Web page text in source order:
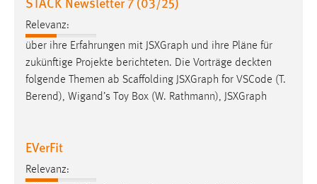
Relevanz:
über ihre Erfahrungen mit JSXGraph und ihre Pläne für
zukünftige Projekte berichteten. Die Vorträge deckten
folgende Themen ab Scaffolding JSXGraph for VSCode (T.
Berend), Wigand’s Toy Box (W. Rathmann), JSXGraph
EVerFit
Relevanz:
EXTERNE MEDIEN
Um Inhalte von Videoplattformen und Social Media
Plattformen anzeigen zu können, werden von diesen
externen Medien Cookies gesetzt.
YouTube
Vimeo